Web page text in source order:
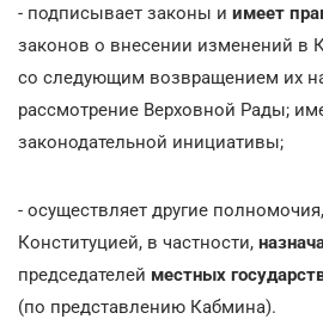
- подписывает законы и имеет
законов о внесении изменений в
со следующим возвращением их
рассмотрение Верховной Рады;
законодательной инициативы;
- осуществляет другие
Конституцией, в частности,
председателей местных
(по представлению Кабмина).